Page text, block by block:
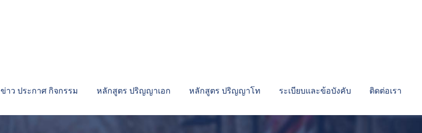
ข่าว ประกาศ กิจกรรม หลักสูตร ปริญญาเอก หลักสูตร ปริญญาโท ระเบียบและข้อบังคับ ติดต่อเรา